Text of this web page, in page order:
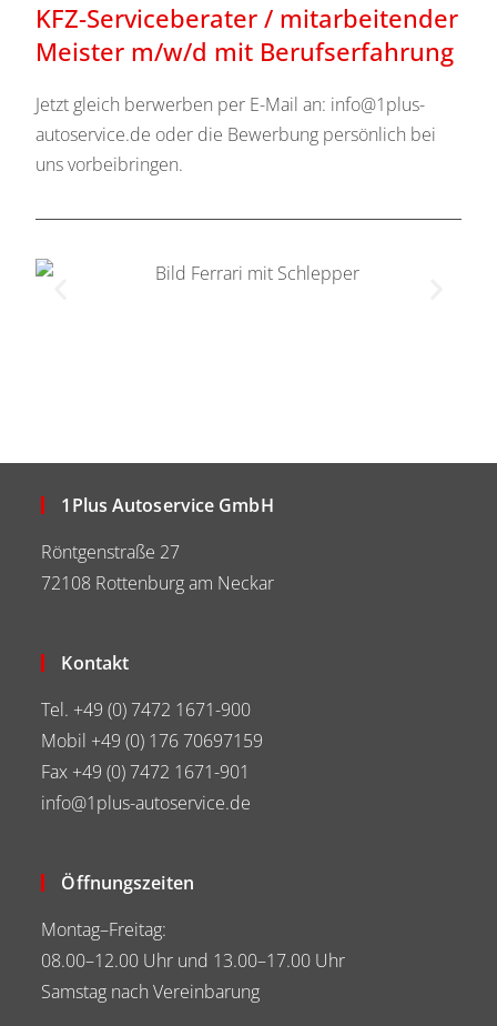
KFZ-Serviceberater / mitarbeitender
Meister m/w/d mit Berufserfahrung
Jetzt gleich berwerben per E-Mail an: info@1plus-
autoservice.de oder die Bewerbung persönlich bei
uns vorbeibringen.
1Plus Autoservice GmbH
Röntgenstraße 27
72108 Rottenburg am Neckar
Kontakt
Tel. +49 (0) 7472 1671-900
Mobil +49 (0) 176 70697159
Fax +49 (0) 7472 1671-901
info@1plus-autoservice.de
Öffnungszeiten
Montag–Freitag:
08.00–12.00 Uhr und 13.00–17.00 Uhr
Samstag nach Vereinbarung